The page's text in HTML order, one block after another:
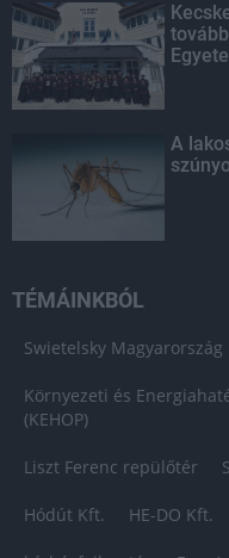
A
TÉMÁINKBÓL
Swietelsky Magyarország
Környezeti és
(KEHOP)
Liszt Ferenc repülőtér
Hódút Kft. HE-DO Kft.